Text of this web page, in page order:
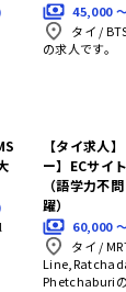
45,000
タイ /
の求人です。
【タイ求人
ー】ECサイ
（語学力不
躍）
60,000
タイ /
Phetchaburiの